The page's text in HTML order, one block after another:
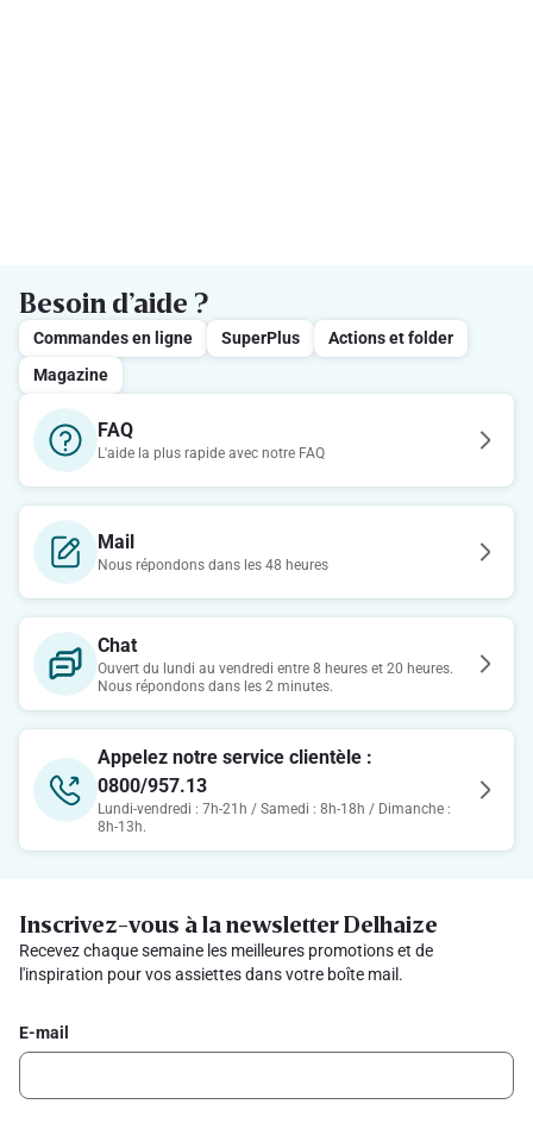
Besoin d’aide ?
Commandes en ligne SuperPlus
Actions et folder
Magazine
FAQ
L'aide la plus rapide avec notre FAQ
Mail
Nous répondons dans les 48 heures
Chat
Ouvert du lundi au vendredi entre 8 heures et 20 heures.
Nous répondons dans les 2 minutes.
Appelez notre service clientèle :
0800/957.13
Lundi-vendredi : 7h-21h / Samedi : 8h-18h / Dimanche :
8h-13h.
Inscrivez-vous à la newsletter Delhaize
Recevez chaque semaine les meilleures promotions et de
l'inspiration pour vos assiettes dans votre boîte mail.
E-mail